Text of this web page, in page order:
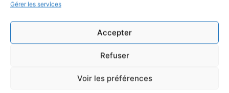
Gérer les services
Accepter
Refuser
Voir les préférences
prévisionnel, alertes.
Exports: extraction de données,
passerelles comptables.
Gain concret